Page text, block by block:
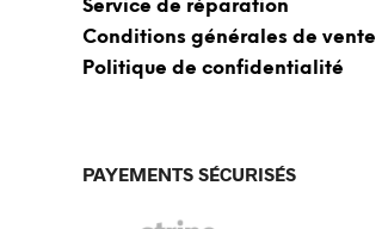
Service de réparation
Conditions générales de vente
Politique de confidentialité
PAYEMENTS SÉCURISÉS